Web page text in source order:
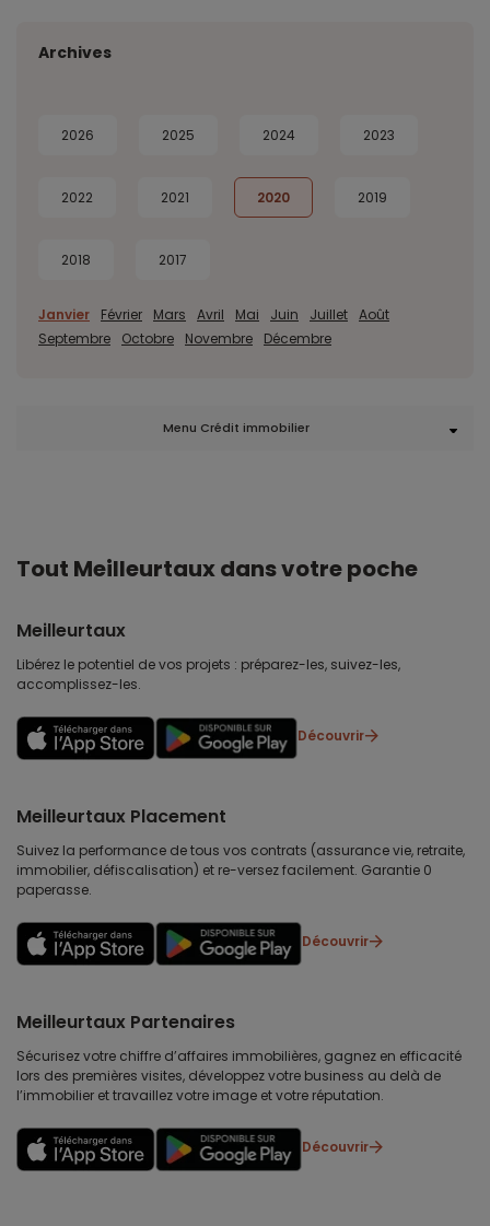
Archives
2026 2025 2024 2023
2022 2021 2020 2019
2018 2017
Janvier Février Mars Avril Mai Juin Juillet Août
Septembre
Octobre Novembre Décembre
Menu Crédit immobilier
Tout Meilleurtaux dans votre poche
Meilleurtaux
Libérez le potentiel de vos projets : préparez-les, suivez-les,
accomplissez-les.
Découvrir
Meilleurtaux Placement
Suivez la performance de tous vos contrats (assurance vie, retraite,
immobilier, défiscalisation) et re-versez facilement. Garantie 0
paperasse.
Découvrir
Meilleurtaux Partenaires
Sécurisez votre chiffre d’affaires immobilières, gagnez en efficacité
lors des premières visites, développez votre business au delà de
l’immobilier et travaillez votre image et votre réputation.
Découvrir